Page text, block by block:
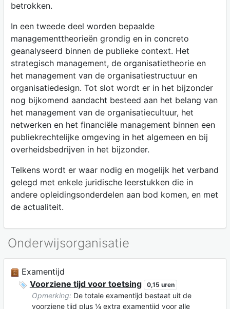
betrokken.
In een tweede deel worden bepaalde
managementtheorieën grondig en in concreto
geanalyseerd binnen de publieke context. Het
strategisch management, de organisatietheorie en
het management van de organisatiestructuur en
organisatiedesign. Tot slot wordt er in het bijzonder
nog bijkomend aandacht besteed aan het belang van
het management van de organisatiecultuur, het
netwerken en het financiële management binnen een
publiekrechtelijke omgeving in het algemeen en bij
overheidsbedrijven in het bijzonder.
Telkens wordt er waar nodig en mogelijk het verband
gelegd met enkele juridische leerstukken die in
andere opleidingsonderdelen aan bod komen, en met
de actualiteit.
Onderwijsorganisatie
Examentijd
Voorziene tijd voor toetsing
0,15 uren
Opmerking: De totale examentijd bestaat uit de
voorziene tijd plus ¼ extra examentijd voor alle